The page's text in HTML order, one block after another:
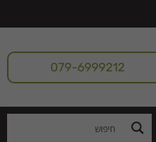
079-6999212